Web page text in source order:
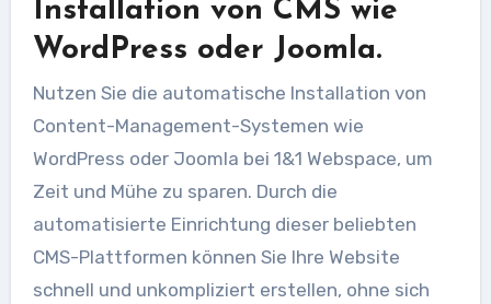
Installation von CMS wie
WordPress oder Joomla.
Nutzen Sie die automatische Installation von
Content-Management-Systemen wie
WordPress oder Joomla bei 1&1 Webspace, um
Zeit und Mühe zu sparen. Durch die
automatisierte Einrichtung dieser beliebten
CMS-Plattformen können Sie Ihre Website
schnell und unkompliziert erstellen, ohne sich